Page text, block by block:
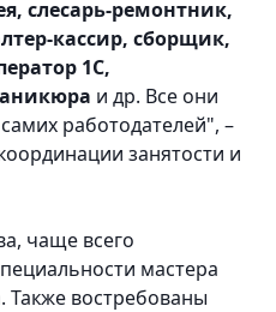
слесарь-ремонтник,
кассир, сборщик,
1С,
и др. Все они
работодателей", –
занятости и
чаще всего
мастера
востребованы